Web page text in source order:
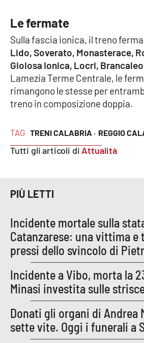
Le perfidie di Antonella Grippo
Venti di comunicazione
STREAMING
LaC TV
LaC Network
LaC OnAir
EDIZIONI
LOCALI
Catanzaro
Crotone
Vibo Valentia
Reggio Calabria
Cosenza
TAG TRENI CALABRIA · REGGIO
Tutti gli articoli di Attualità
Le fermate
Sulla fascia ionica, il treno ferma
Lido, Soverato, Monasterace,
Gioiosa Ionica, Locri,
Lamezia Terme Centrale, le
rimangono le stesse per
treno in composizione doppia.
PIÙ LETTI
Incidente mortale sulla
Catanzarese: una vittima
pressi dello svincolo di
Incidente a Vibo, morta la
Minasi investita sulle
Donati gli organi di Andrea
sette vite. Oggi i funerali a